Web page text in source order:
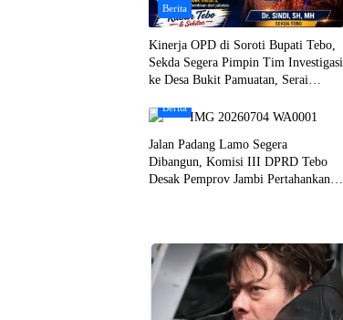
Berita
Kinerja OPD di Soroti Bupati Tebo,
Sekda Segera Pimpin Tim Investigasi
ke Desa Bukit Pamuatan, Serai
Berita
Jalan Padang Lamo Segera
Dibangun, Komisi III DPRD Tebo
Desak Pemprov Jambi Pertahankan